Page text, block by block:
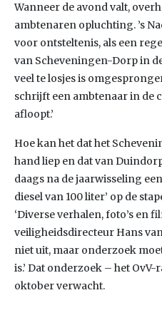
Wanneer de avond valt,
ambtenaren opluchting. ’s
voor ontsteltenis, als een
van Scheveningen-Dorp in
veel te losjes is
schrijft een ambtenaar in de
afloopt.’
Hoe kan het dat het
hand liep en dat van
daags na de jaarwisseling
diesel van 100 liter’ op de
‘Diverse verhalen, foto’s en
veiligheidsdirecteur Hans
niet uit, maar onderzoek
is.’ Dat onderzoek – het
oktober verwacht.